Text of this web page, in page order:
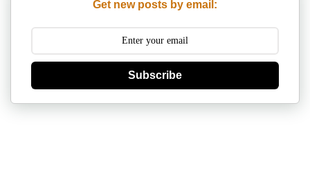
Get new posts by email:
Subscribe